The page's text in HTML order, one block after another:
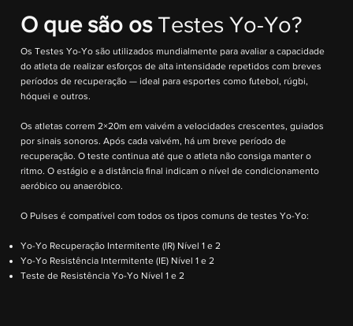
O que são osTestes Yo-Yo?
Os Testes Yo-Yo são utilizados mundialmente para avaliar a capacidade
do atleta de realizar esforços de alta intensidade repetidos com breves
períodos de recuperação — ideal para esportes como futebol, rúgbi,
hóquei e outros.
Os atletas correm 2×20m em vaivém a velocidades crescentes, guiados
por sinais sonoros. Após cada vaivém, há um breve período de
recuperação. O teste continua até que o atleta não consiga manter o
ritmo. O estágio e a distância final indicam o nível de condicionamento
aeróbico ou anaeróbico.
O Pulses é compatível com todos os tipos comuns de testes Yo-Yo:
Yo-Yo Recuperação Intermitente (IR) Nível 1 e 2
Yo-Yo Resistência Intermitente (IE) Nível 1 e 2
Teste de Resistência Yo-Yo Nível 1 e 2